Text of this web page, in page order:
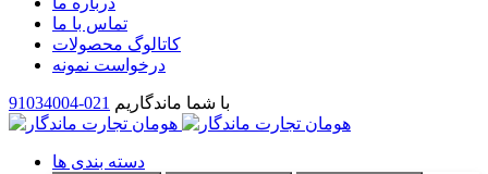
تماس با ما
کاتالوگ محصولات
درخواست نمونه
با شما ماندگاریم 021-91034004
دسته بندی ها